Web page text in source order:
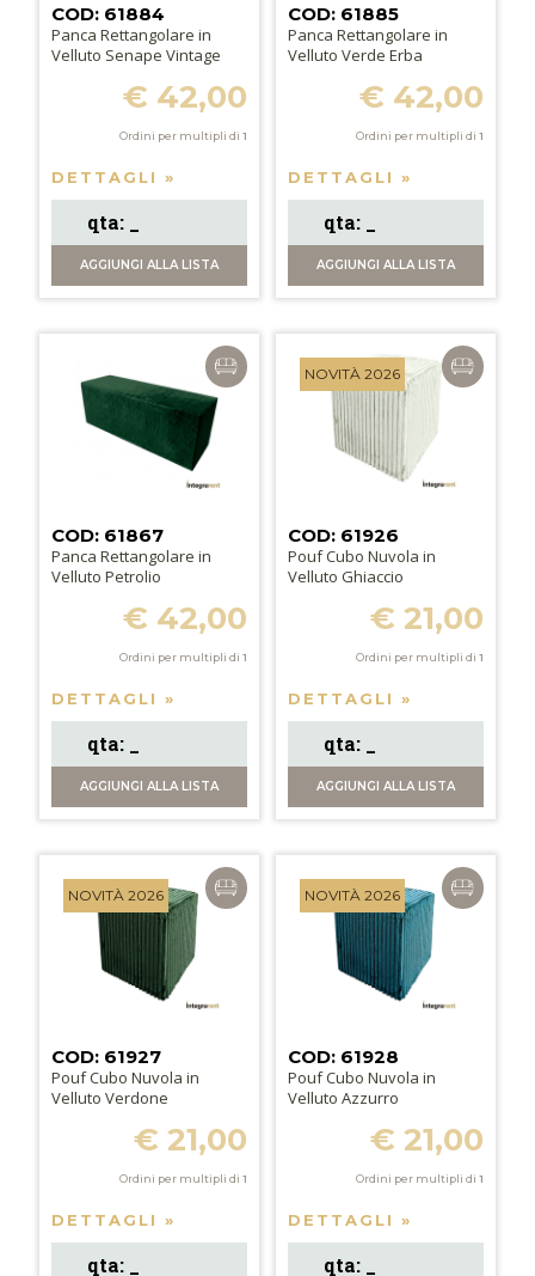
COD: 61884
Panca Rettangolare in
Velluto Senape Vintage
€ 42,00
Ordini per multipli di 1
DETTAGLI »
AGGIUNGIALLA LISTA
COD: 61885
Panca Rettangolare in
Velluto Verde Erba
€ 42,00
Ordini per multipli di 1
DETTAGLI »
AGGIUNGI ALLA LISTA
COD: 61867
Panca Rettangolare in
Velluto Petrolio
€ 42,00
Ordini per multipli di 1
DETTAGLI »
AGGIUNGIALLA LISTA
NOVITÀ 2026
COD: 61926
Pouf Cubo Nuvola in
Velluto Ghiaccio
€ 21,00
Ordini per multipli di 1
DETTAGLI »
AGGIUNGI ALLA LISTA
NOVITÀ 2026
COD: 61927
Pouf Cubo Nuvola in
Velluto Verdone
€ 21,00
Ordini per multipli di 1
DETTAGLI »
NOVITÀ 2026
COD: 61928
Pouf Cubo Nuvola in
Velluto Azzurro
€ 21,00
Ordini per multipli di 1
DETTAGLI »